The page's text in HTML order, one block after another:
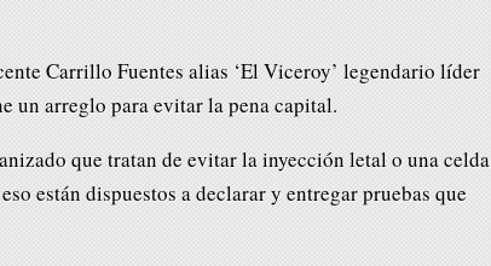
Carrillo Fuentes alias ‘El Viceroy’ legendario líder
un arreglo para evitar la pena capital.
que tratan de evitar la inyección letal o una celda
están dispuestos a declarar y entregar pruebas que